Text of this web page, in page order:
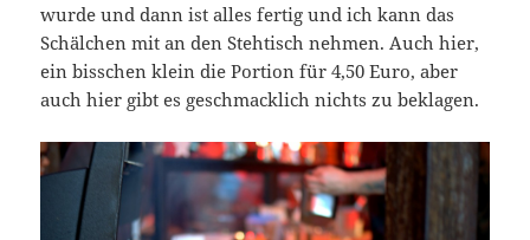
wurde und dann ist alles fertig und ich kann das
Schälchen mit an den Stehtisch nehmen. Auch hier,
ein bisschen klein die Portion für 4,50 Euro, aber
auch hier gibt es geschmacklich nichts zu beklagen.